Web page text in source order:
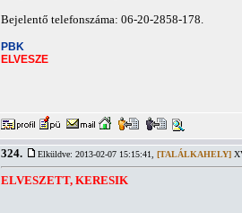
Bejelentő telefonszáma: 06-20-2858-178.
PBK
ELVESZE
324. Elküldve: 2013-02-07 15:15:41, [TALÁLKAHELY]
ELVESZETT, KERESIK